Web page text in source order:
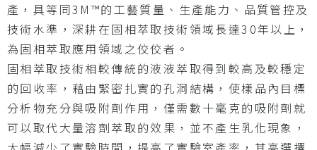
產，具等同3M™的工藝質量、生產能力、品質管控及
技術水準，深耕在固相萃取技術領域長達30年以上，
為固相萃取應用領域之佼佼者。
固相萃取技術相較傳統的液液萃取得到較高及較穩定
的回收率，藉由緊密扎實的孔洞結構，使樣品內目標
分析物充分與吸附劑作用，僅需數十毫克的吸附劑就
可以取代大量溶劑萃取的效果，並不產生乳化現象，